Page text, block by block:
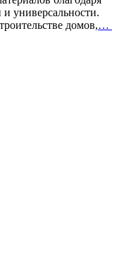
универсальности.
домов,…